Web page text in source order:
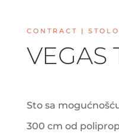
CONTRACT |
VEGAS
Sto sa
300 cm od